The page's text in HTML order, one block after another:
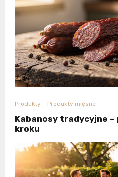
Produkty Produkty mięsne
Kabanosy tradycyjne –
kroku